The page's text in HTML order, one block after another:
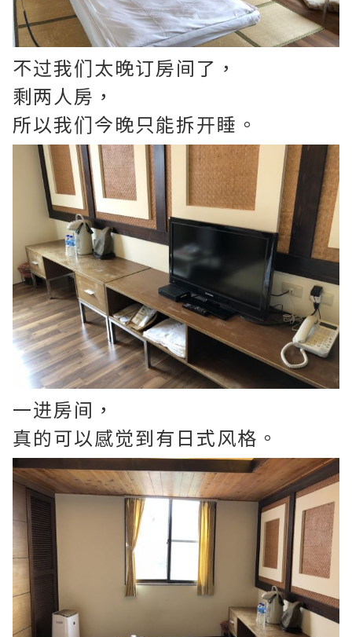
不过我们太晚订房间了，
剩两人房，
所以我们今晚只能拆开睡。
一进房间，
真的可以感觉到有日式风格。